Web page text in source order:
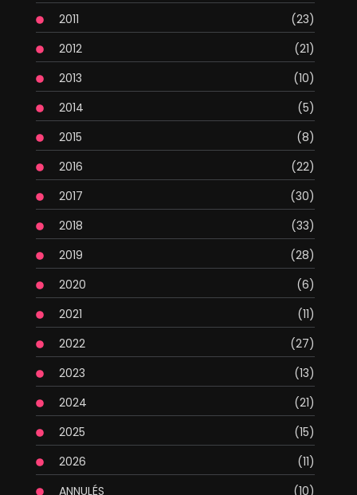
2011
(23)
2012
(21)
2013
(10)
2014
(5)
2015
(8)
2016
(22)
2017
(30)
2018
(33)
2019
(28)
2020
(6)
2021
(11)
2022
(27)
2023
(13)
2024
(21)
2025
(15)
2026
(11)
ANNULÉS
(10)